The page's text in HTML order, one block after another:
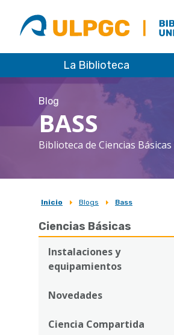
ULPGC
La Biblioteca
Blog
BASS
Biblioteca de Ciencias
Sobrescribir
enlaces
de
ayuda
la
Inicio Blogs Bass
Ciencias Básicas
Instalaciones y
equipamientos
Novedades
Ciencia Compartida